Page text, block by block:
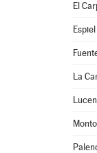
El
Espiel
La